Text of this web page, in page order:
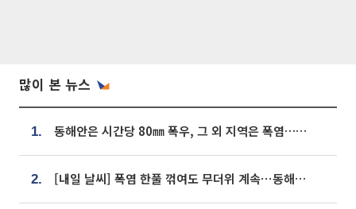
많이 본 뉴스
1. 동해안은 시간당 80㎜ 폭우, 그 외 지역은 폭염…‘극과 극 날씨’
2. [내일 날씨] 폭염 한풀 꺾여도 무더위 계속⋯동해안 이틀 연속 비